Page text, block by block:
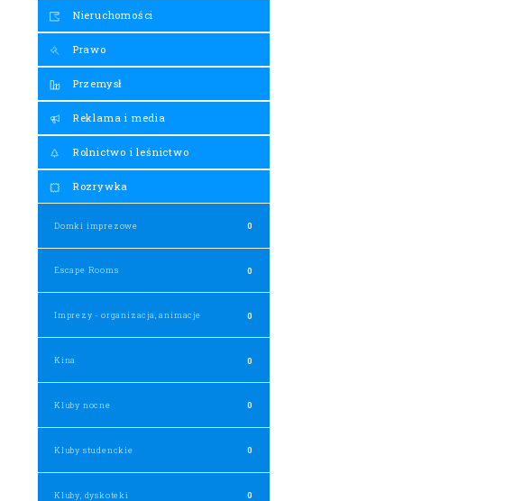
Nieruchomości
Prawo
Przemysł
Reklama i media
Rolnictwo i leśnictwo
Rozrywka
Domki imprezowe 0
Escape Rooms 0
Imprezy - organizacja, animacje 0
Kina 0
Kluby nocne 0
Kluby studenckie 0
Kluby, dyskoteki 0